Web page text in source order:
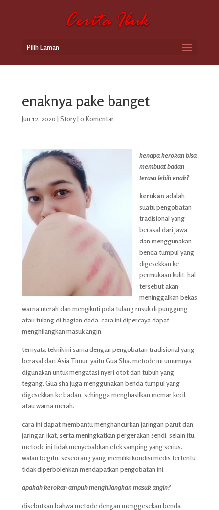
Pilih Laman
enaknya pake banget
Jun 12, 2020 | Story| 0 Komentar
kenapa kerokan bisa
membuat badan
terasa lebih enak?
kerokan adalah
suatu pengobatan
tradisional yang
berasal dari Jawa
dan menggunakan
benda tumpul yang
digesekkan ke
permukaan kulit. hal
tersebut akan
meninggalkan bekas
warna merah dan mengikuti pola tulang rusuk di punggung
atau tulang di bagian dada. cara ini dipercaya dapat
menghilangkan masuk angin.
ternyata teknik ini sama dengan pengobatan tradisional yang
berasal dari Asia Timur, yaitu Gua Sha. metode ini umumnya
digunakan untuk mengatasi nyeri otot dan tubuh yang
tegang. Gua sha juga menggunakan benda tumpul yang
digesekkan ke badan, sehingga menghasilkan memar kecil
atau warna merah.
cara ini dapat membantu menghancurkan jaringan parut dan
jaringan ikat, serta meningkatkan pergerakan sendi. selain itu,
metode ini tidak menyebabkan efek samping yang serius.
walau begitu, seseorang yang memiliki kondisi medis tertentu
tidak diperbolehkan mendapatkan pengobatan ini.
apakah kerokan ampuh menghilangkan masuk angin?
disebutkan bahwa metode dengan menggesekan benda